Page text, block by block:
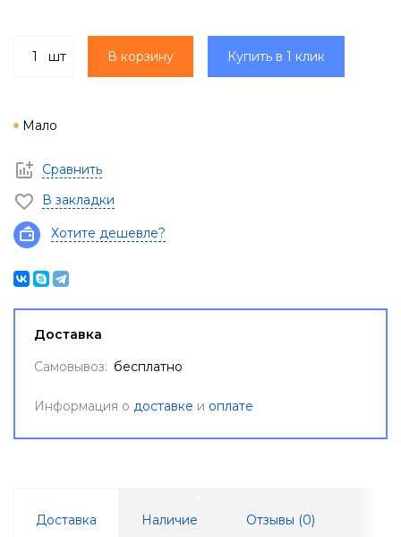
шт В корзину Купить в 1 клик
Мало
Сравнить
В закладки
Хотите дешевле?
Доставка
Самовывоз: бесплатно
Информация о доставке и оплате
Доставка Наличие Отзывы (0)